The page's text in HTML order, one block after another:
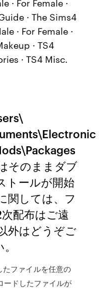
· The Sims4
· For Female ·
· TS4
· TS4 Misc.
そのままダブ
トールが開始
関しては、フ
配布はご遠
外はどうぞご
ファイルを任意の
ードしたファイルが